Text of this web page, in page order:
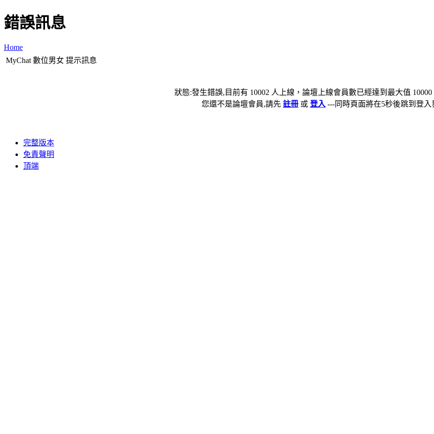
錯誤訊息
Home
MyChat 數位男女 提示訊息
狀態:發生錯誤,目前有 10002 人上線，論壇上線會員數已經達到最大值
您還不是論壇會員,請先 註冊 或 登入 ---同時頁面將在5秒後跳到登入
完整版本
免責聲明
頂端